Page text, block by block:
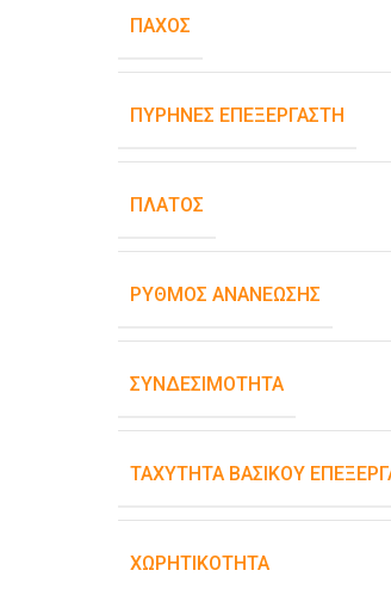
ΠΆΧΟΣ
ΠΥΡΉΝΕΣ ΕΠΕΞΕΡΓΑΣΤΉ
ΠΛΆΤΟΣ
ΡΥΘΜΌΣ ΑΝΑΝΈΩΣΗΣ
ΣΥΝΔΕΣΙΜΌΤΗΤΑ
ΤΑΧΎΤΗΤΑ ΒΑΣΙΚΟΎ
ΧΩΡΗΤΙΚΌΤΗΤΑ